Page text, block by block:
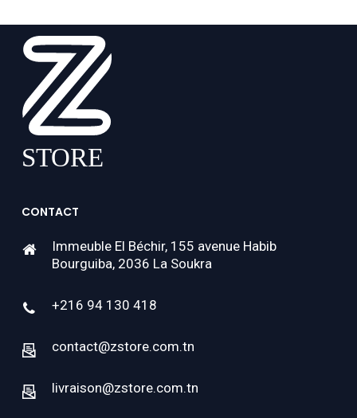
CONTACT
Immeuble El Béchir, 155 avenue Habib
Bourguiba, 2036 La Soukra
+216 94 130 418
contact@zstore.com.tn
livraison@zstore.com.tn